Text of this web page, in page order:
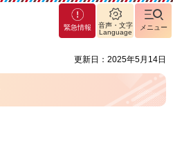
緊急情報
音声・文字
Language
メニュー
更新日：2025年5月14日